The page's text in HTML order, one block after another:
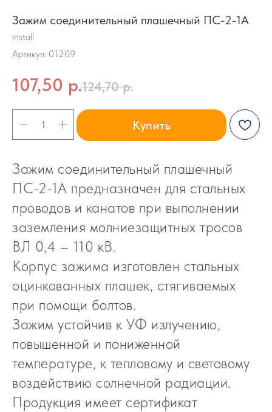
Зажим соединительный плашечный ПС-2-1А
install
Артикул: 01209
107,50 р.124,70 р.
Купить
Зажим соединительный плашечный
ПС-2-1А предназначен для стальных
проводов и канатов при выполнении
заземления молниезащитных тросов
ВЛ 0,4 – 110 кВ.
Корпус зажима изготовлен стальных
оцинкованных плашек, стягиваемых
при помощи болтов.
Зажим устойчив к УФ излучению,
повышенной и пониженной
температуре, к тепловому и световому
воздействию солнечной радиации.
Продукция имеет сертификат